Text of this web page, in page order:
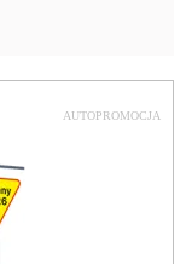
AUTOPROMOCJA